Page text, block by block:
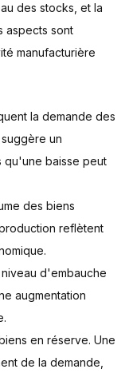
des stocks, et la
aspects sont
manufacturière
la demande des
un
qu'une baisse peut
des biens
reflètent
d'embauche
augmentation
en réserve. Une
de la demande,